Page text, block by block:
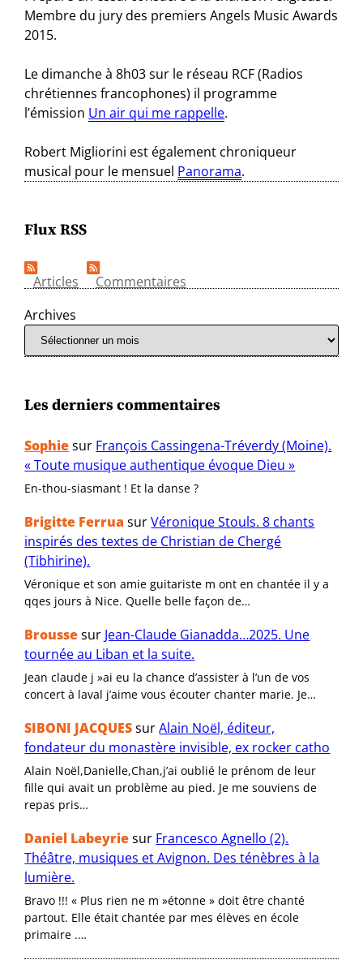
Membre du jury des premiers Angels Music Awards
2015.
Le dimanche à 8h03 sur le réseau RCF (Radios
chrétiennes francophones) il programme
l’émission Un air qui me rappelle.
Robert Migliorini est également chroniqueur
musical pour le mensuel Panorama.
Flux RSS
Articles
Commentaires
Archives
Les derniers commentaires
Sophiesur François Cassingena-Tréverdy (Moine).
« Toute musique authentique évoque Dieu »
En-thou-siasmant ! Et la danse ?
Brigitte Ferrua surVéronique Stouls. 8 chants
inspirés des textes de Christian de Chergé
(Tibhirine).
Véronique et son amie guitariste m ont en chantée il y a
qqes jours à Nice. Quelle belle façon de…
Broussesur Jean-Claude Gianadda…2025. Une
tournée au Liban et la suite.
Jean claude j »ai eu la chance d’assister à l’un de vos
concert à laval j’aime vous écouter chanter marie. Je…
SIBONI JACQUESsurAlain Noël, éditeur,
fondateur du monastère invisible, ex rocker catho
Alain Noël,Danielle,Chan,j’ai oublié le prénom de leur
fille qui avait un problème au pied. Je me souviens de
repas pris…
Daniel Labeyriesur Francesco Agnello (2).
Théâtre, musiques et Avignon. Des ténèbres à la
lumière.
Bravo !!! « Plus rien ne m »étonne » doit être chanté
partout. Elle était chantée par mes élèves en école
primaire .…